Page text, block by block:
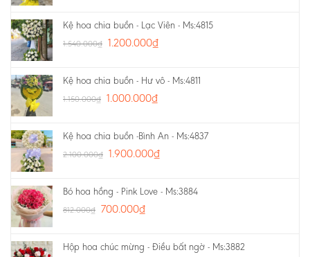
Kệ hoa chia buồn - Lạc Viên - Ms:4815
1.540.000₫ 1.200.000₫
Kệ hoa chia buồn - Hư vô - Ms:4811
1.150.000₫ 1.000.000₫
Kệ hoa chia buồn -Bình An - Ms:4837
2.100.000₫ 1.900.000₫
Bó hoa hồng - Pink Love - Ms:3884
812.000₫ 700.000₫
Hộp hoa chúc mừng - Điều bất ngờ - Ms:3882